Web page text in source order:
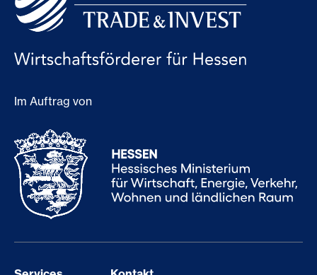
Im Auftrag von